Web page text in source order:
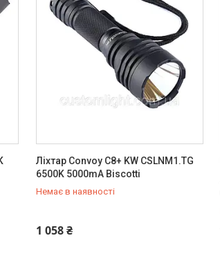
Ліхтар Convoy C8+ KW CSLNM1.TG
6500K 5000mA Biscotti
Немає в наявності
1 058 ₴
+380 (96) 009-15-15